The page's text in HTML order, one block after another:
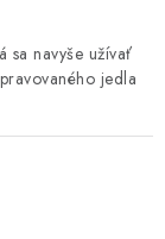
sa navyše užívať
jedla